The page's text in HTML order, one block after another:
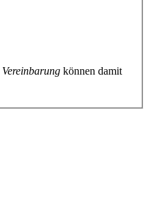
können damit